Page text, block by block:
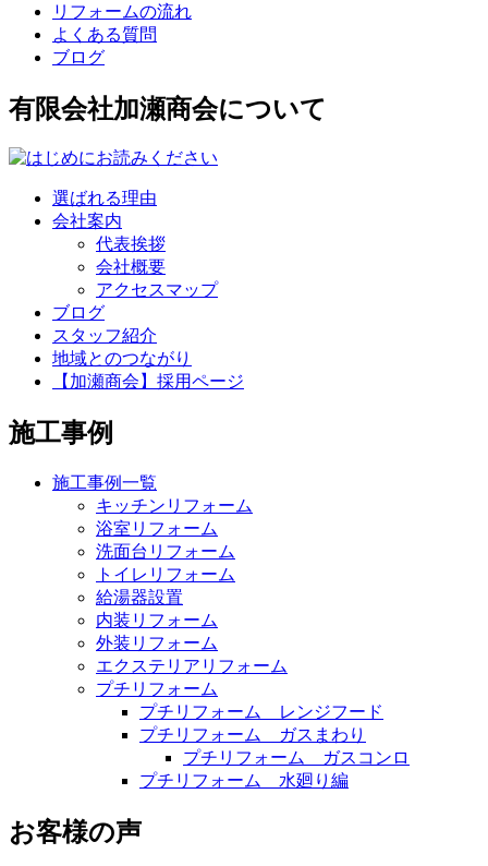
リフォームの流れ
よくある質問
ブログ
有限会社加瀬商会について
選ばれる理由
会社案内
代表挨拶
会社概要
アクセスマップ
ブログ
スタッフ紹介
地域とのつながり
【加瀬商会】採用ページ
施工事例
施工事例一覧
キッチンリフォーム
浴室リフォーム
洗面台リフォーム
トイレリフォーム
給湯器設置
内装リフォーム
外装リフォーム
エクステリアリフォーム
プチリフォーム
プチリフォーム レンジフード
プチリフォーム ガスまわり
プチリフォーム ガスコンロ
プチリフォーム 水廻り編
お客様の声